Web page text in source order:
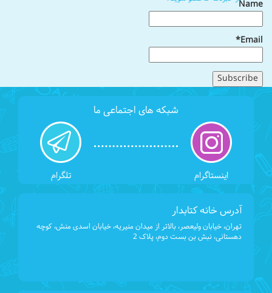
Name
Email*
شبکه های اجتماعی ما
اینستاگرام تلگرام
آدرس خانه کتابدار
تهران، خیابان ولیعصر، بالاتر از میدان منیریه، خیابان اسدی منش، کوچه
دهستانی، نبش بن بست دوم، پلاک 2